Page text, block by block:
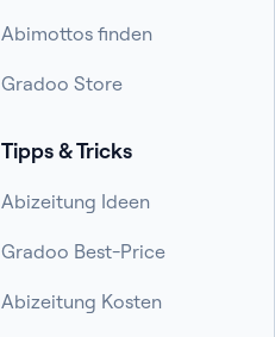
Abimottos finden
Gradoo Store
Tipps & Tricks
Abizeitung Ideen
Gradoo Best-Price
Abizeitung Kosten